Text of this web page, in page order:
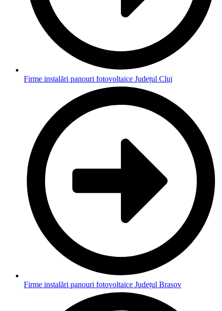
Firme instalări panouri fotovoltaice Județul Cluj
Firme instalări panouri fotovoltaice Județul Brasov